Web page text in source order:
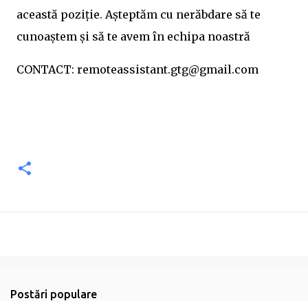
această poziție. Așteptăm cu nerăbdare să te
cunoaștem și să te avem în echipa noastră
CONTACT: remoteassistant.gtg@gmail.com
Postări populare